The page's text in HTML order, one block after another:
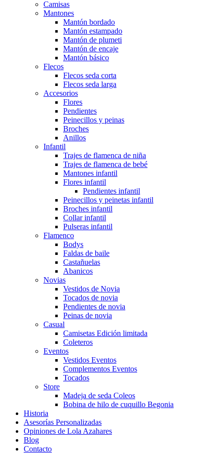
Camisas
Mantones
Mantón bordado
Mantón estampado
Mantón de plumeti
Mantón de encaje
Mantón básico
Flecos
Flecos seda corta
Flecos seda larga
Accesorios
Flores
Pendientes
Peinecillos y peinas
Broches
Anillos
Infantil
Trajes de flamenca de niña
Trajes de flamenca de bebé
Mantones infantil
Flores infantil
Pendientes infantil
Peinecillos y peinetas infantil
Broches infantil
Collar infantil
Pulseras infantil
Flamenco
Bodys
Faldas de baile
Castañuelas
Abanicos
Novias
Vestidos de Novia
Tocados de novia
Pendientes de novia
Peinas de novia
Casual
Camisetas Edición limitada
Coleteros
Eventos
Vestidos Eventos
Complementos Eventos
Tocados
Store
Madeja de seda Coleos
Bobina de hilo de cuquillo Begonia
Historia
Asesorías Personalizadas
Opiniones de Lola Azahares
Blog
Contacto